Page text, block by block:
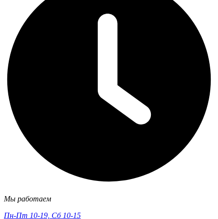
Мы работаем
Пн-Пт 10-19, Сб 10-15